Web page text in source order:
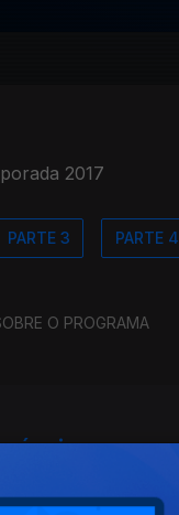
2017
PARTE 3 PARTE 4
O PROGRAMA